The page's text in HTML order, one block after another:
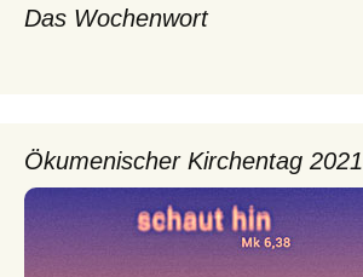
Das Wochenwort
Ökumenischer Kirchentag 2021